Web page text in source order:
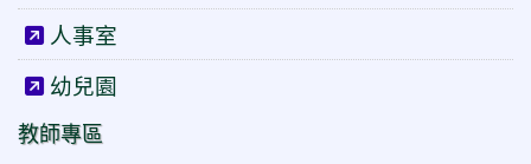
人事室
幼兒園
教師專區